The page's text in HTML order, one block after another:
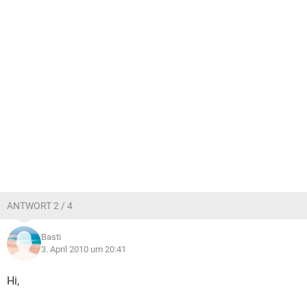
ANTWORT 2 / 4
Basti
3. April 2010 um 20:41
Hi,